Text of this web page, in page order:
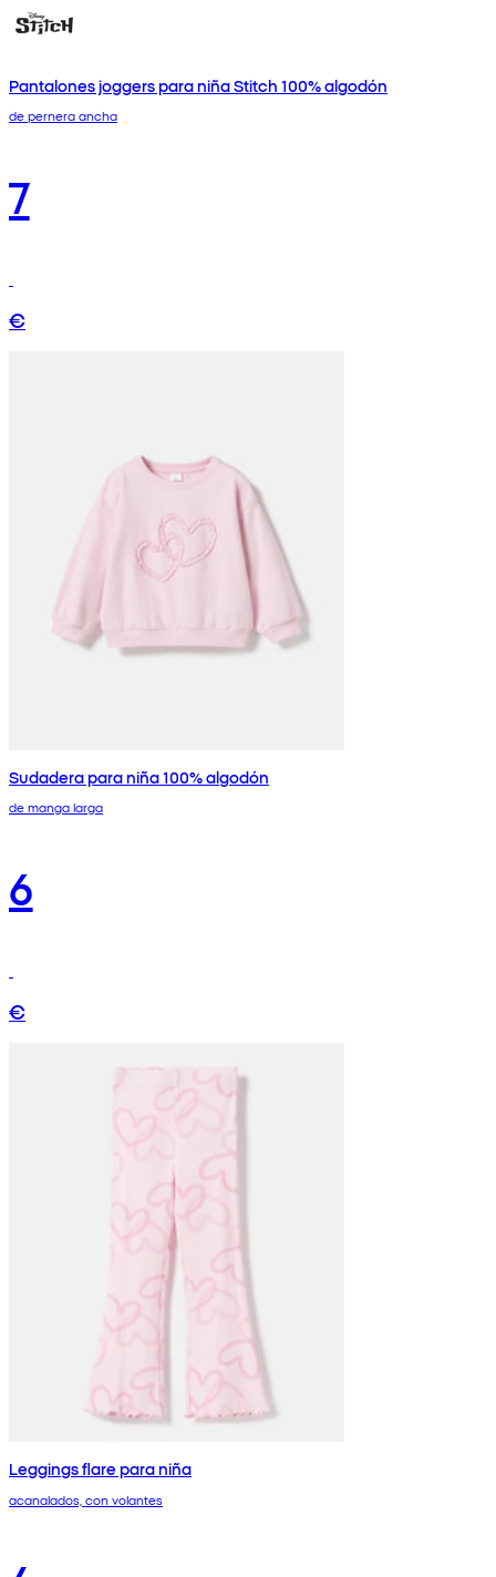
Pantalones joggers para niña Stitch 100% algodón
de pernera ancha
7
€
Sudadera para niña 100% algodón
de manga larga
6
€
Leggings flare para niña
acanalados, con volantes